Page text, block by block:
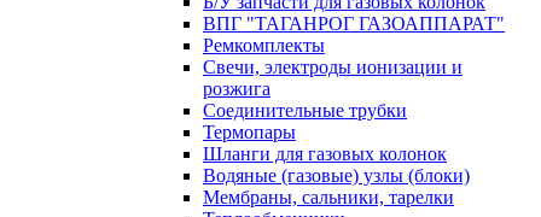
ВПГ "ТАГАНРОГ ГАЗОАППАРАТ"
Ремкомплекты
Свечи, электроды ионизации и
розжига
Соединительные трубки
Термопары
Шланги для газовых колонок
Водяные (газовые) узлы (блоки)
Мембраны, сальники, тарелки